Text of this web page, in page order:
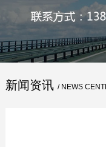
新闻资讯 / NEWS